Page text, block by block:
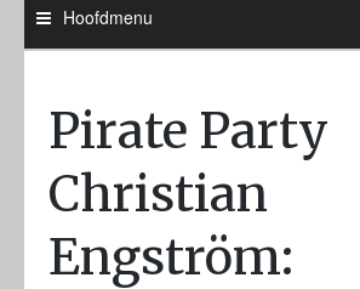
Hoofdmenu
Pirate Party
Christian
Engström: